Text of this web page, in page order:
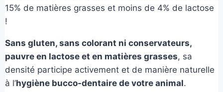
15% de matières grasses et moins de 4% de lactose
!
Sans gluten, sans colorant ni conservateurs,
pauvre en lactose et en matières grasses, sa
densité participe activement et de manière naturelle
à l’hygiène bucco-dentaire de votre animal.